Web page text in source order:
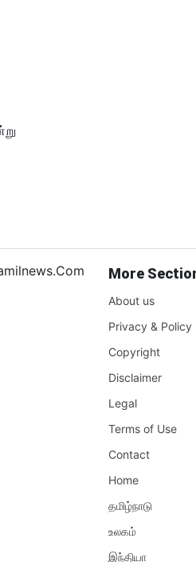
More
About us
Privacy & Policy
Copyright
Disclaimer
Legal
Terms of Use
Contact
Home
தமிழ்நாடு
உலகம்
இந்தியா